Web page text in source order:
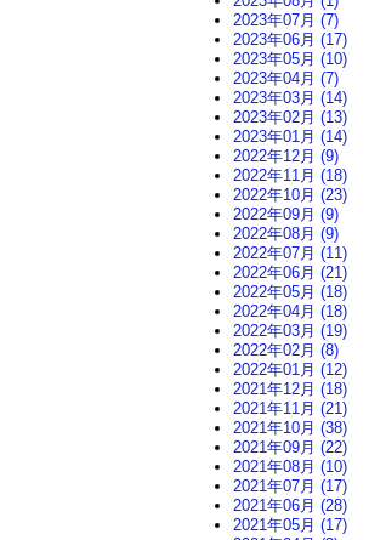
2023年07月 (7)
2023年06月 (17)
2023年05月 (10)
2023年04月 (7)
2023年03月 (14)
2023年02月 (13)
2023年01月 (14)
2022年12月 (9)
2022年11月 (18)
2022年10月 (23)
2022年09月 (9)
2022年08月 (9)
2022年07月 (11)
2022年06月 (21)
2022年05月 (18)
2022年04月 (18)
2022年03月 (19)
2022年02月 (8)
2022年01月 (12)
2021年12月 (18)
2021年11月 (21)
2021年10月 (38)
2021年09月 (22)
2021年08月 (10)
2021年07月 (17)
2021年06月 (28)
2021年05月 (17)